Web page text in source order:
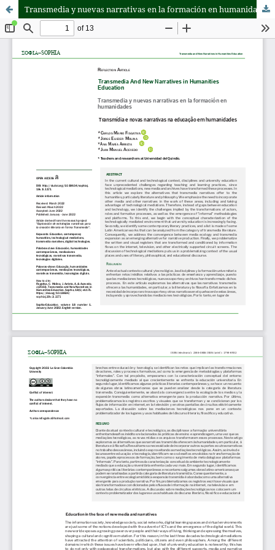
Transmedia y nuevas narrativas en la formación en humanidades